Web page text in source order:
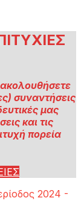
συναντήσεις
μας
και τις
πορεία
2024 -